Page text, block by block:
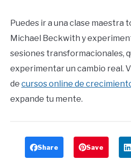
Puedes ir a una clase
Michael Beckwith y
sesiones transformacionales,
experimentar un cambio real.
de cursos online de
expande tu mente.
Share Save